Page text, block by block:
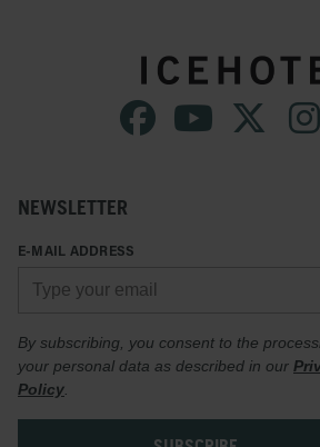
NEWSLETTER
E-MAIL ADDRESS
By subscribing, you consent to the
your personal data as described in our
Policy.